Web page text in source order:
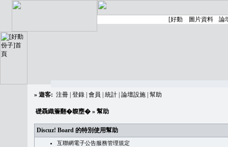
» 遊客: 注冊 登錄 會員 統計 論壇設施 幫助
礎聶織簷翻�䪖壅� » 幫助
Discuz! Board 的特別使用幫助
互聯網電子公告服務管理規定